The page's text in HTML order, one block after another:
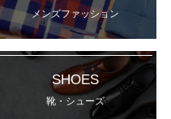
メンズファッション
SHOES
靴・シューズ